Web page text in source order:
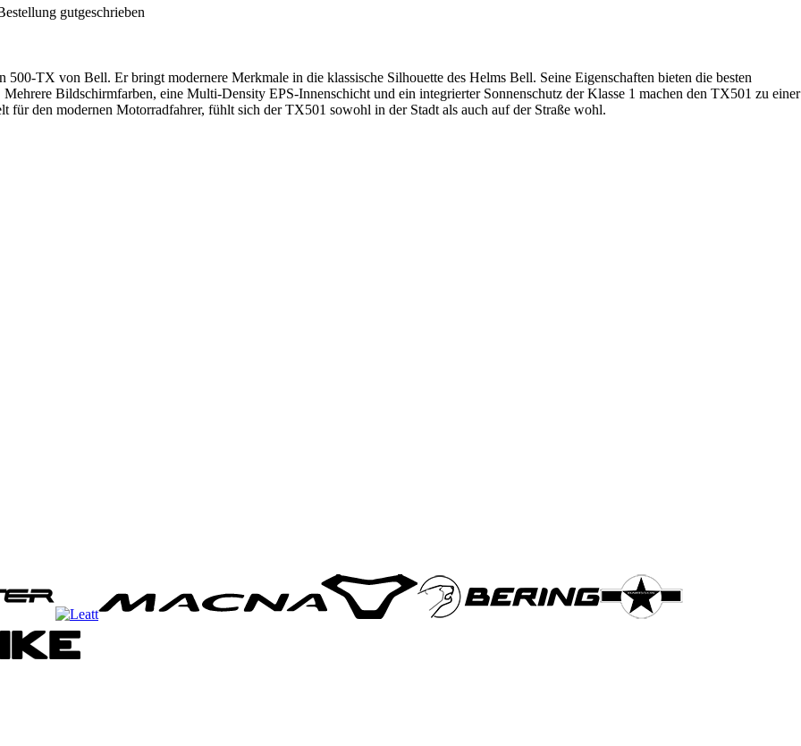
gutgeschrieben
TX von Bell. Er bringt modernere Merkmale in die klassische Silhouette des Helms Bell. Seine Eigenschaften bieten die besten
Bildschirmfarben, eine Multi-Density EPS-Innenschicht und ein integrierter Sonnenschutz der Klasse 1 machen den TX501 zu einer
für den modernen Motorradfahrer, fühlt sich der TX501 sowohl in der Stadt als auch auf der Straße wohl.